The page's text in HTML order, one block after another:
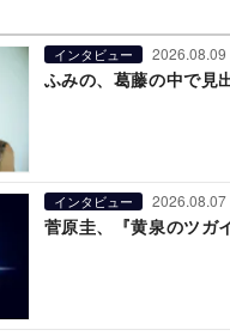
インタビュー 2026.08.09
ふみの、葛藤の中で見
インタビュー 2026.08.07
菅原圭、『黄泉のツガ